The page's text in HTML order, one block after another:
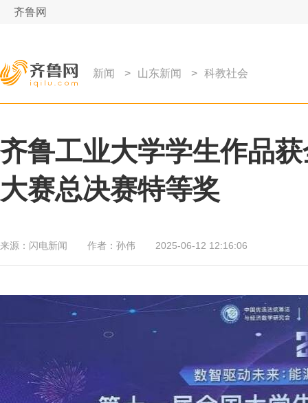
齐鲁网
新闻 > 山东新闻 > 科教社会
齐鲁工业大学学生作品
大赛总决赛特等奖
来源： 闪电新闻 作者： 孙伟 2025-06-12 12:16:06